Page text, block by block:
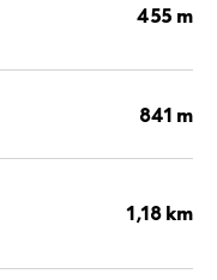
455 m
841 m
1,18 km